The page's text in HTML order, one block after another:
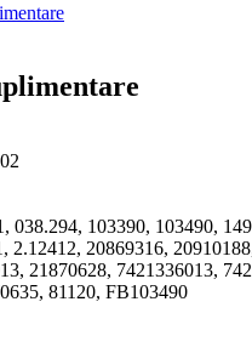
038.294, 103390, 103490,
2.12412, 20869316,
21870628, 7421336013,
81120, FB103490